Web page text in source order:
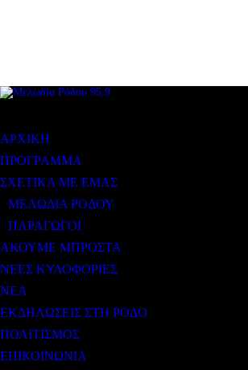
ΜΕΝΟΥ
ΑΡΧΙΚΗ
ΠΡΟΓΡΑΜΜΑ
ΣΧΕΤΙΚΑ ΜΕ ΕΜΑΣ
ΜΕΛΩΔΙΑ ΡΟΔΟΥ
ΠΑΡΑΓΩΓΟΙ
ΑΚΟΥΜΕ ΜΠΡΟΣΤΑ
ΝΕΕΣ ΚΥΛΟΦΟΡΙΕΣ
ΝΕΑ
ΕΚΔΗΛΩΣΕΙΣ ΣΤΗ ΡΟΔΟ
ΠΟΛΙΤΙΣΜΟΣ
ΕΠΙΚΟΙΝΩΝΙΑ